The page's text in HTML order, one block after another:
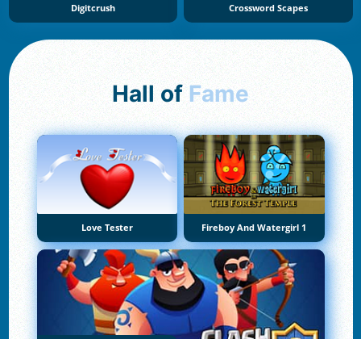
Digitcrush Crossword Scapes
Hall of Fame
Love Tester Fireboy And Watergirl 1